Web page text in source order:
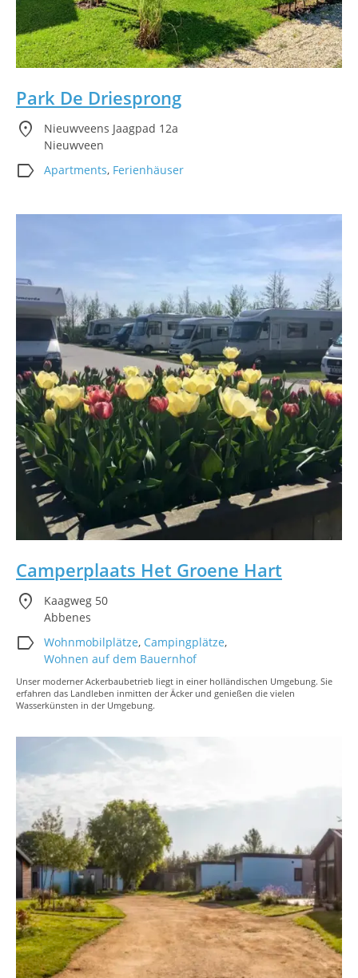
Park De Driesprong
location_on
Nieuwveens Jaagpad 12a
Nieuwveen
label Apartments, Ferienhäuser
Camperplaats Het Groene Hart
location_on
Kaagweg 50
Abbenes
label Wohnmobilplätze, Campingplätze,
Wohnen auf dem Bauernhof
Unser moderner Ackerbaubetrieb liegt in einer holländischen Umgebung. Sie
erfahren das Landleben inmitten der Äcker und genießen die vielen
Wasserkünsten in der Umgebung.